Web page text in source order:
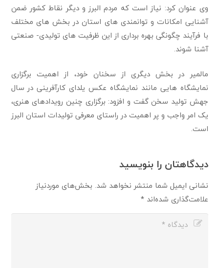
وی عنوان کرد: نیاز است که مردم البرز و دیگر نقاط کشور ضمن
آشنایی امکانات و توانمندی های استان در بخش های مختلف
با فرآیند چگونگی بهره برداری از این ظرفیت های تولیدی- صنعتی
آشنا شوند.
مالمیر در بخش دیگری از سخنان خود، از اهمیت برگزاری
نمایشگاه هایی مانند نمایشگاه عکس یلدای کارآفرینی در سال
جهش تولید سخن گفت و افزود: برگزاری چنین رویدادهای هنری،
یک امر واجب و پر اهمیت در راستای معرفی تولیدات استان البرز
است.
دیدگاهتان را بنویسید
نشانی ایمیل شما منتشر نخواهد شد. بخش‌های موردنیاز
علامت‌گذاری شده‌اند*